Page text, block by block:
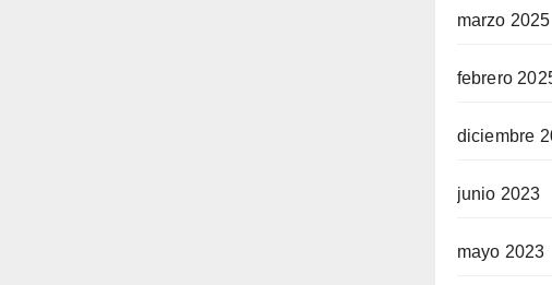
marzo 2025
febrero
diciembre
junio 2023
mayo 2023